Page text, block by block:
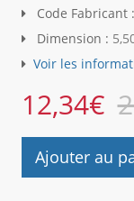
Code Fabricant :
Dimension :
Voir les
12,34€
Ajouter au